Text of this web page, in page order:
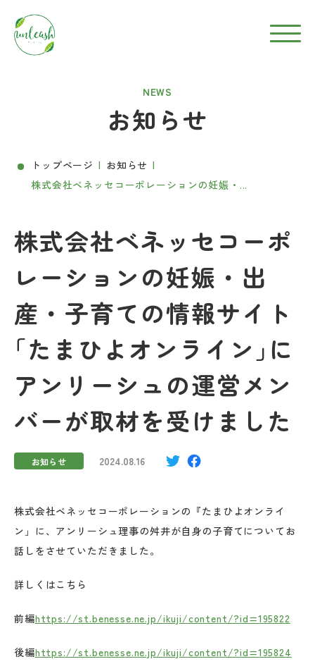
NEWS
お知らせ
トップページ
お知らせ
株式会社ベネッセコーポレーションの妊娠・...
株式会社ベネッセコーポ
レーションの妊娠・出
産・子育ての情報サイト
｢たまひよオンライン｣に
アンリーシュの運営メン
バーが取材を受けました
お知らせ 2024.08.16
株式会社ベネッセコーポレーションの『たまひよオンライ
ン」に、アンリーシュ理事の舛井が自身の子育てについてお
話しをさせていただきました。
詳しくはこちら
前編https://st.benesse.ne.jp/ikuji/content/?id=195822
後編https://st.benesse.ne.jp/ikuji/content/?id=195824